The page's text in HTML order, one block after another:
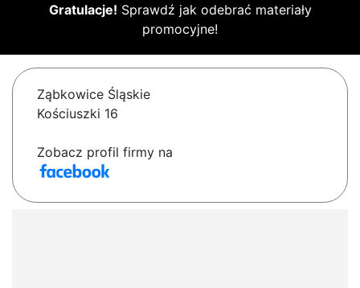
Gratulacje! Sprawdź jak odebrać materiały
promocyjne!
Ząbkowice Śląskie
Kościuszki 16
Zobacz profil firmy na